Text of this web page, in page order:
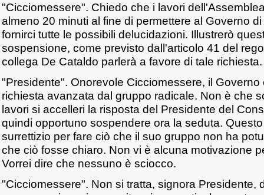
"Cicciomessere". Chiedo che i lavori
almeno 20 minuti al fine di permettere al Governo
fornirci tutte le possibili delucidazioni. Illustrerò
sospensione, come previsto dall'articolo 41 del
collega De Cataldo parlerà a favore di tale richiesta.
"Presidente". Onorevole Cicciomessere, il Governo
richiesta avanzata dal gruppo radicale. Non è che
lavori si accelleri la risposta del Presidente del
quindi opportuno sospendere ora la seduta.
surrettizio per fare ciò che il suo gruppo non ha
che ciò fosse chiaro. Non vi è alcuna motivazione
Vorrei dire che nessuno è sciocco.
"Cicciomessere". Non si tratta, signora Presidente,